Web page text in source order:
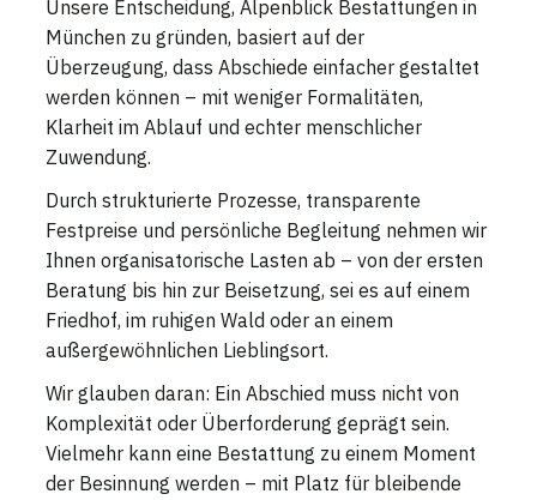
Unsere Entscheidung, Alpenblick Bestattungen in
München zu gründen, basiert auf der
Überzeugung, dass Abschiede einfacher gestaltet
werden können – mit weniger Formalitäten,
Klarheit im Ablauf und echter menschlicher
Zuwendung.
Durch strukturierte Prozesse, transparente
Festpreise und persönliche Begleitung nehmen wir
Ihnen organisatorische Lasten ab – von der ersten
Beratung bis hin zur Beisetzung, sei es auf einem
Friedhof, im ruhigen Wald oder an einem
außergewöhnlichen Lieblingsort.
Wir glauben daran: Ein Abschied muss nicht von
Komplexität oder Überforderung geprägt sein.
Vielmehr kann eine Bestattung zu einem Moment
der Besinnung werden – mit Platz für bleibende